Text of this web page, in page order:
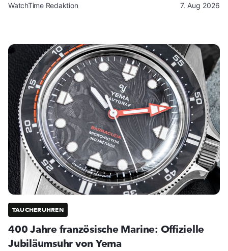
WatchTime Redaktion 7. Aug 2026
TAUCHERUHREN
400 Jahre französische Marine: Offizielle
Jubiläumsuhr von Yema